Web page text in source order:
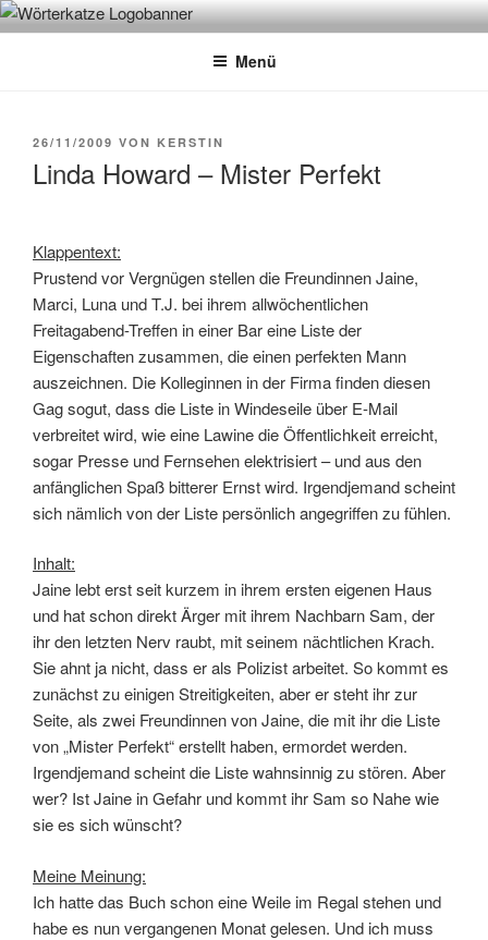
Zum
InhaltWÖRTERKATZE
Von Büchern erzählen
Menü
VERÖFFENTLICHT
26/11/2009 VON KERSTIN
Linda Howard – Mister Perfekt
Klappentext:
Prustend vor Vergnügen stellen die Freundinnen Jaine,
Marci, Luna und T.J. bei ihrem allwöchentlichen
Freitagabend-Treffen in einer Bar eine Liste der
Eigenschaften zusammen, die einen perfekten Mann
auszeichnen. Die Kolleginnen in der Firma finden diesen
Gag sogut, dass die Liste in Windeseile über E-Mail
verbreitet wird, wie eine Lawine die Öffentlichkeit erreicht,
sogar Presse und Fernsehen elektrisiert – und aus den
anfänglichen Spaß bitterer Ernst wird. Irgendjemand scheint
sich nämlich von der Liste persönlich angegriffen zu fühlen.
Inhalt:
Jaine lebt erst seit kurzem in ihrem ersten eigenen Haus
und hat schon direkt Ärger mit ihrem Nachbarn Sam, der
ihr den letzten Nerv raubt, mit seinem nächtlichen Krach.
Sie ahnt ja nicht, dass er als Polizist arbeitet. So kommt es
zunächst zu einigen Streitigkeiten, aber er steht ihr zur
Seite, als zwei Freundinnen von Jaine, die mit ihr die Liste
von „Mister Perfekt“ erstellt haben, ermordet werden.
Irgendjemand scheint die Liste wahnsinnig zu stören. Aber
wer? Ist Jaine in Gefahr und kommt ihr Sam so Nahe wie
sie es sich wünscht?
Meine Meinung:
Ich hatte das Buch schon eine Weile im Regal stehen und
habe es nun vergangenen Monat gelesen. Und ich muss